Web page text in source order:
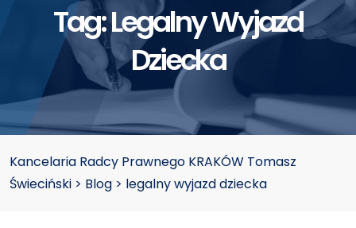
Tag:Legalny Wyjazd
Dziecka
Kancelaria Radcy Prawnego KRAKÓW Tomasz
Świeciński > Blog > legalny wyjazd dziecka